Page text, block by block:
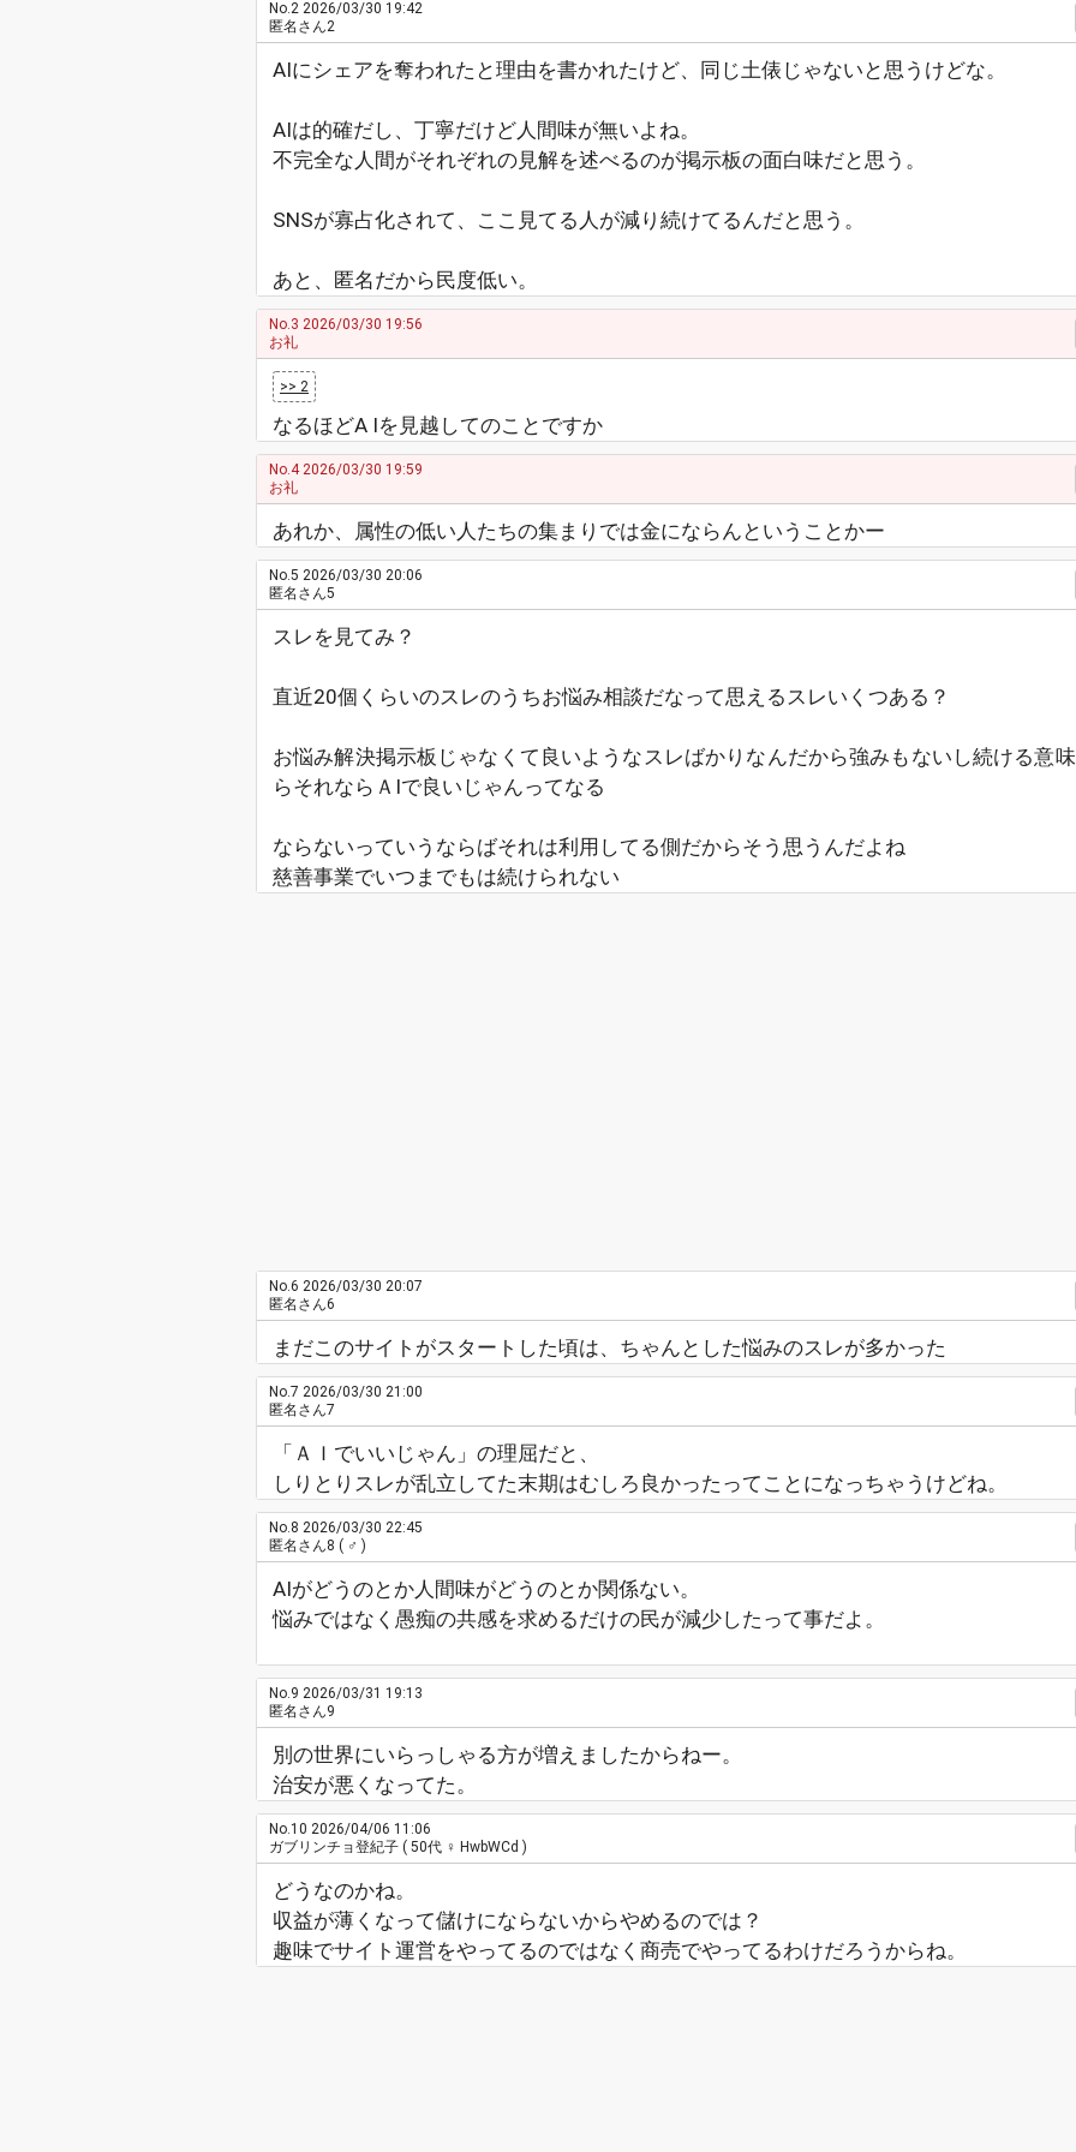
No.2 2026/03/30 19:42
匿名さん2
AIにシェアを奪われたと理由を書かれたけど、同じ土俵じゃないと思うけどな。
AIは的確だし、丁寧だけど人間味が無いよね。
不完全な人間がそれぞれの見解を述べるのが掲示板の面白味だと思う。
SNSが寡占化されて、ここ見てる人が減り続けてるんだと思う。
あと、匿名だから民度低い。
No.3 2026/03/30 19:56
お礼
>> 2
なるほどA Iを見越してのことですか
No.42026/03/30 19:59
お礼
あれか、属性の低い人たちの集まりでは金にならんということかー
No.5 2026/03/30 20:06
匿名さん5
スレを見てみ？
直近20個くらいのスレのうちお悩み相談だなって思えるスレいくつある？
お悩み解決掲示板じゃなくて良いようなスレばかりなんだから強みもないし続ける意
らそれならＡIで良いじゃんってなる
ならないっていうならばそれは利用してる側だからそう思うんだよね
慈善事業でいつまでもは続けられない
No.6 2026/03/30 20:07
匿名さん6
まだこのサイトがスタートした頃は、ちゃんとした悩みのスレが多かった
No.7 2026/03/30 21:00
匿名さん7
「ＡＩでいいじゃん」の理屈だと、
しりとりスレが乱立してた末期はむしろ良かったってことになっちゃうけどね。
No.8 2026/03/30 22:45
匿名さん8 ( ♂ )
AIがどうのとか人間味がどうのとか関係ない。
悩みではなく愚痴の共感を求めるだけの民が減少したって事だよ。
No.9 2026/03/31 19:13
匿名さん9
別の世界にいらっしゃる方が増えましたからねー。
治安が悪くなってた。
No.10 2026/04/06 11:06
ガブリンチョ登紀子 ( 50代 ♀ HwbWCd )
どうなのかね。
収益が薄くなって儲けにならないからやめるのでは？
趣味でサイト運営をやってるのではなく商売でやってるわけだろうからね。